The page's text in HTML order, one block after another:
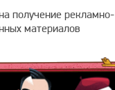
получение рекламно-
материалов